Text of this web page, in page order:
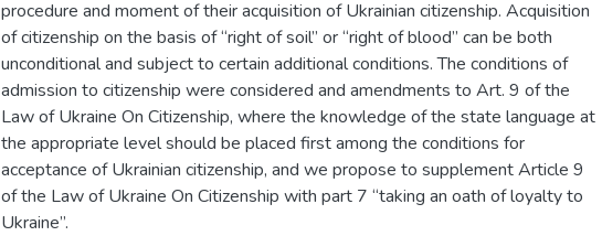
procedure and moment of their acquisition of Ukrainian citizenship. Acquisition
of citizenship on the basis of “right of soil” or “right of blood” can be both
unconditional and subject to certain additional conditions. The conditions of
admission to citizenship were considered and amendments to Art. 9 of the
Law of Ukraine On Citizenship, where the knowledge of the state language at
the appropriate level should be placed first among the conditions for
acceptance of Ukrainian citizenship, and we propose to supplement Article 9
of the Law of Ukraine On Citizenship with part 7 “taking an oath of loyalty to
Ukraine”.